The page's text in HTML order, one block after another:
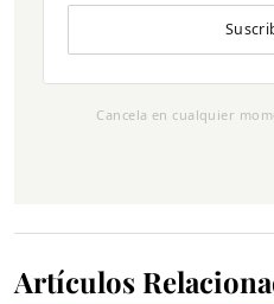
Cancela en cualquier
Artículos